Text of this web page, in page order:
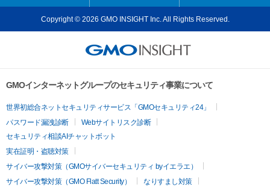
Copyright © 2026 GMO INSIGHT Inc. All Rights Reserved.
GMOインターネットグループのセキュリティ事業について
世界初総合ネットセキュリティサービス「GMOセキュリティ24」
パスワード漏洩診断
Webサイトリスク診断
セキュリティ相談AIチャットボット
実在証明・盗聴対策
サイバー攻撃対策（GMOサイバーセキュリティ byイエラエ）
サイバー攻撃対策（GMO Flatt Security）
なりすまし対策